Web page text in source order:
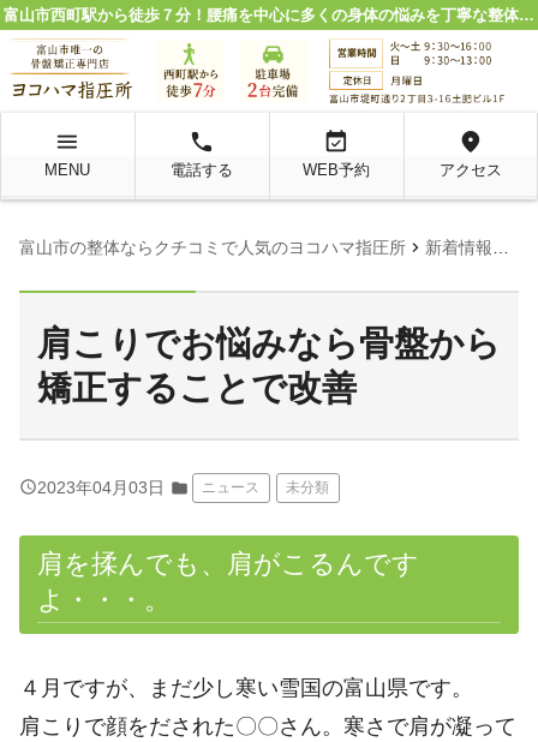
富山市西町駅から徒歩７分！腰痛を中心に多くの身体の悩みを丁寧な整体施術で解決。
menu
MENU
local_phone
電話する
event_available
WEB予約
location_on
アクセス
富山市の整体ならクチコミで人気のヨコハマ指圧所 chevron_right 新着情報
肩こりでお悩みなら骨盤から
矯正することで改善
query_builder2023年04月03日 folder ニュース 未分類
肩を揉んでも、肩がこるんです
よ・・・。
４月ですが、まだ少し寒い雪国の富山県です。
肩こりで顔をだされた〇〇さん。寒さで肩が凝って